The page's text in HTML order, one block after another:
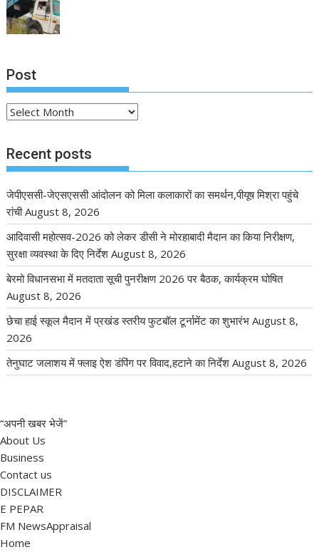
Post
Post
Recent posts
जेपीएससी-जेएसएससी आंदोलन को मिला कलाकारों का समर्थन,पीयूष मिश्रा पहुंचे
रांची August 8, 2026
आदिवासी महोत्सव-2026 को लेकर डीसी ने मोरहाबादी मैदान का किया निरीक्षण,
सुरक्षा व्यवस्था के दिए निर्देश August 8, 2026
बेरमो विधानसभा में मतदाता सूची पुनरीक्षण 2026 पर बैठक, कार्यक्रम घोषित
August 8, 2026
छेचा हाई स्कूल मैदान में प्रखंड स्तरीय फुटबॉल टूर्नामेंट का शुभारंभ August 8,
2026
तेनुघाट जलाशय में फ्लाइ ऐश डंपिंग पर विवाद,हटाने का निर्देश August 8, 2026
“अपनी खबर भेजें”
About Us
Business
Contact us
DISCLAIMER
E PEPAR
FM NewsAppraisal
Home